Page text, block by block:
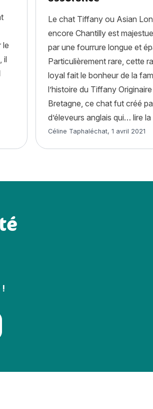
le
il
Comment rendre hommage à son animal
Le chat Tiffany ou Asian
encore Chantilly est
par une fourrure longue et
Particulièrement rare, cette
loyal fait le bonheur de la
l’histoire du Tiffany
Bretagne, ce chat fut créé
d’éleveurs anglais qui… lire
Article rédigé par
Céline Taphaléchat, 1 avril 2021
!